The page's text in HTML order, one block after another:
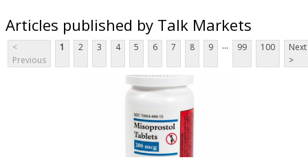
Articles published by Talk Markets
<
Previous
1 2 3 4 5 6 7 8 9 ... 99 100
Next
>